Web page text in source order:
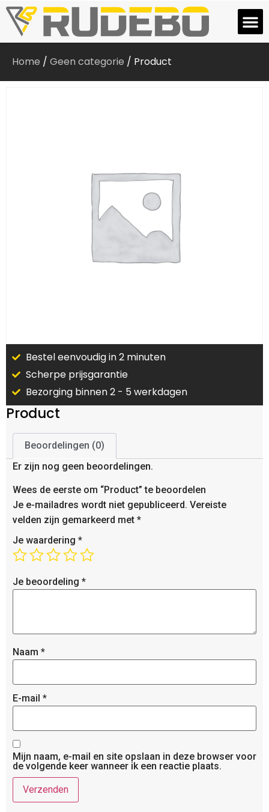
Home / Geen categorie / Product
Bestel eenvoudig in 2 minuten
Scherpe prijsgarantie
Bezorging binnen 2 - 5 werkdagen
Product
Beoordelingen (0)
Er zijn nog geen beoordelingen.
Wees de eerste om “Product” te beoordelen
Je e-mailadres wordt niet gepubliceerd. Vereiste
velden zijn gemarkeerd met *
Je waardering *
Je beoordeling *
Naam *
E-mail *
Mijn naam, e-mail en site opslaan in deze browser voor
de volgende keer wanneer ik een reactie plaats.